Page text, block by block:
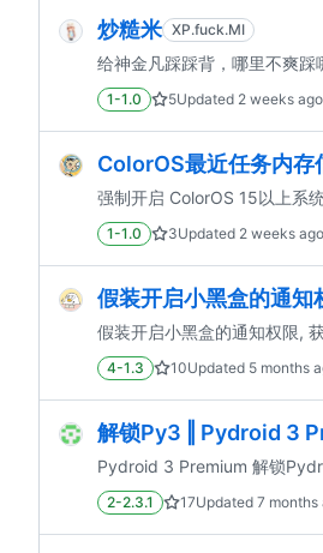
炒糙米 XP.fuck.MI
给神金凡踩踩背，哪里不爽踩
1-1.0 5Updated 2 weeks ago
ColorOS最近任务内存
强制开启 ColorOS 15以上系
1-1.0 3Updated 2 weeks ago
假装开启小黑盒的通知
假装开启小黑盒的通知权限,
4-1.3 10Updated 5 months
解锁Py3 ‖ Pydroid 3
Pydroid 3 Premium 解锁
2-2.3.1 17Updated 7 months